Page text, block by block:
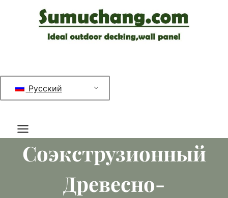
содержимому
Русский
Соэкструзионный
Древесно-